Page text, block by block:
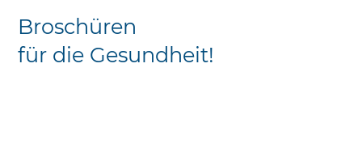
Ärzteverzeichnisse
Broschüren
für die Gesundheit!